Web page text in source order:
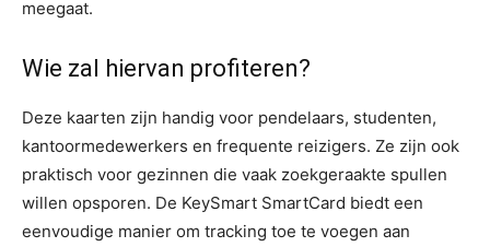
meegaat.
Wie zal hiervan profiteren?
Deze kaarten zijn handig voor pendelaars, studenten,
kantoormedewerkers en frequente reizigers. Ze zijn ook
praktisch voor gezinnen die vaak zoekgeraakte spullen
willen opsporen. De KeySmart SmartCard biedt een
eenvoudige manier om tracking toe te voegen aan